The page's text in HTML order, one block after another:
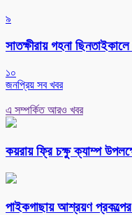
৯
সাতক্ষীরায় গহনা
১০
জনপ্রিয় সব খবর
এ সম্পর্কিত আরও খবর
কয়রায় ফ্রি চক্ষু ক্যাম্প
পাইকগাছায় আশ্রয়ণ